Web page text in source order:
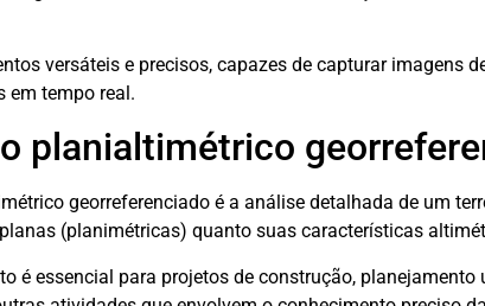
versáteis e precisos, capazes de capturar imagens
em tempo real.
planialtimétrico
georreferenciado é a análise detalhada de um
(planimétricas) quanto suas características
é essencial para projetos de construção, planejamento